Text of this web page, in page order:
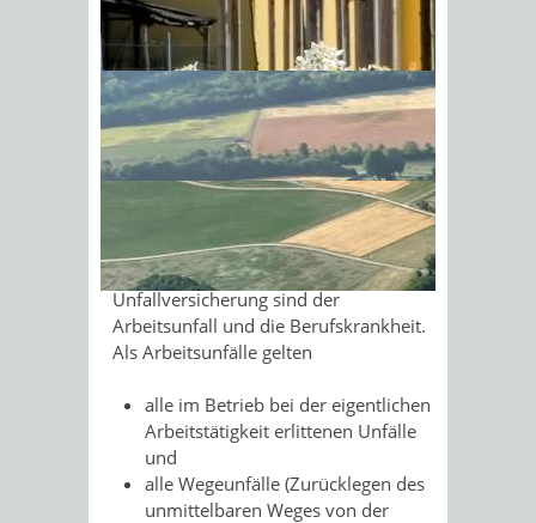
Sonnenschein am Morgen im
Ahornwald
Freiberufler zuständig, soweit sich
nicht eine Zuständigkeit der
landwirtschaftlichen
Berufsgenossenschaften oder der
Unfallversicherungsträger der
öffentlichen Hand ergibt. Für
Existenzgründende ist also meistens
eine gewerbliche
Berufsgenossenschaft zuständig.
Versicherungsfälle in der
Unfallversicherung sind der
Arbeitsunfall und die Berufskrankheit.
Als Arbeitsunfälle gelten
alle im Betrieb bei der eigentlichen
Arbeitstätigkeit erlittenen Unfälle
und
alle Wegeunfälle (Zurücklegen des
unmittelbaren Weges von der